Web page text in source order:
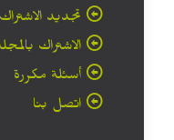
تجديد الاشتراك
الاشتراك
أسئلة مكررة
اتصل بنا